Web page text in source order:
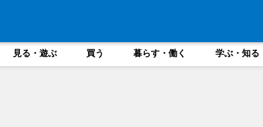
見る・遊ぶ 買う 暮らす・働く 学ぶ・知る